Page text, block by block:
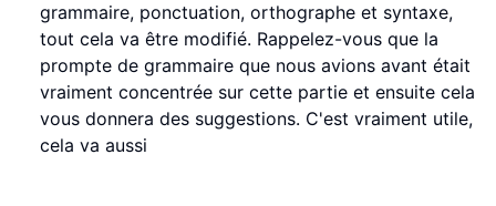
grammaire, ponctuation, orthographe et syntaxe,
tout cela va être modifié. Rappelez-vous que la
prompte de grammaire que nous avions avant était
vraiment concentrée sur cette partie et ensuite cela
vous donnera des suggestions. C'est vraiment utile,
cela va aussi